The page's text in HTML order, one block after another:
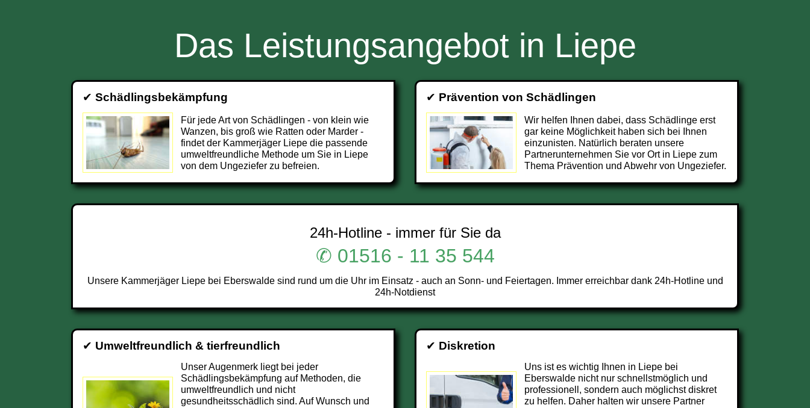
Das Leistungsangebot in Liepe
✔ Schädlingsbekämpfung
Für jede Art von Schädlingen - von klein wie
Wanzen, bis groß wie Ratten oder Marder -
findet der Kammerjäger Liepe die passende
umweltfreundliche Methode um Sie in Liepe
von dem Ungeziefer zu befreien.
✔ Prävention von Schädlingen
Wir helfen Ihnen dabei, dass Schädlinge erst
gar keine Möglichkeit haben sich bei Ihnen
einzunisten. Natürlich beraten unsere
Partnerunternehmen Sie vor Ort in Liepe zum
Thema Prävention und Abwehr von Ungeziefer.
24h-Hotline - immer für Sie da
✆ 01516 - 11 35 544
Unsere Kammerjäger Liepe bei Eberswalde sind rund um die Uhr im Einsatz - auch an Sonn- und Feiertagen. Immer erreichbar dank 24h-Hotline und
24h-Notdienst
✔ Umweltfreundlich & tierfreundlich
Unser Augenmerk liegt bei jeder
Schädlingsbekämpfung auf Methoden, die
umweltfreundlich und nicht
gesundheitsschädlich sind. Auf Wunsch und
✔ Diskretion
Uns ist es wichtig Ihnen in Liepe bei
Eberswalde nicht nur schnellstmöglich und
professionell, sondern auch möglichst diskret
zu helfen. Daher halten wir unsere Partner